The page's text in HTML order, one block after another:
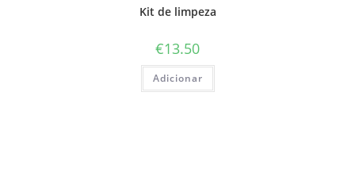
Kit de limpeza
€13.50
Adicionar